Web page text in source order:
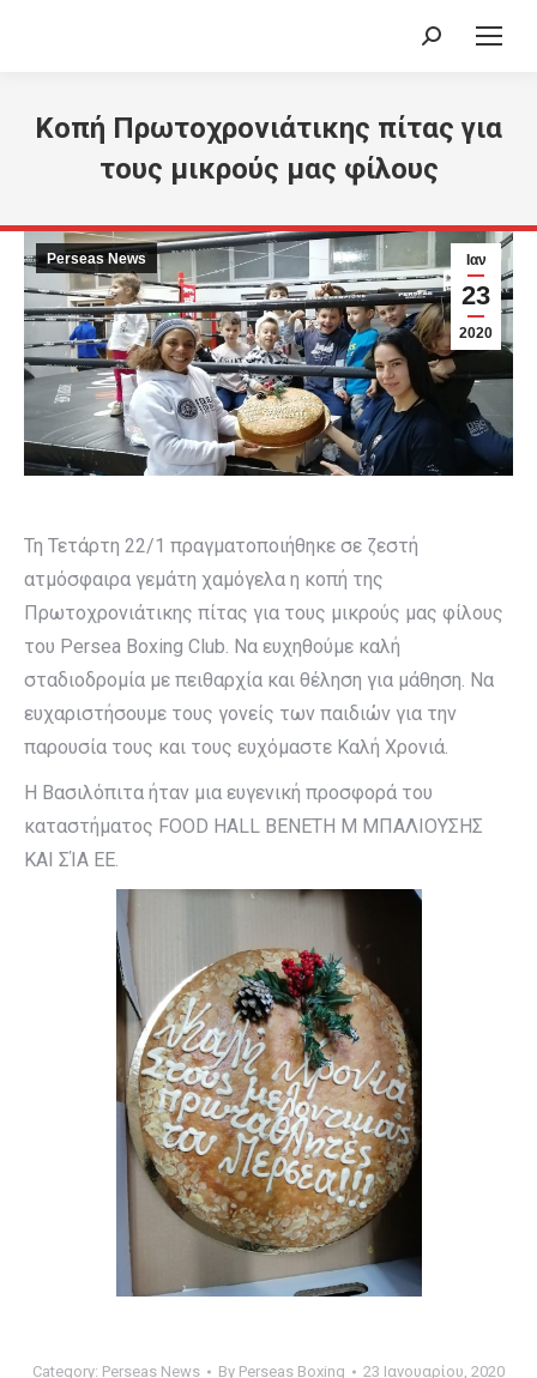
Search:
Κοπή Πρωτοχρονιάτικης πίτας για
τους μικρούς μας φίλους
Ιαν
23
2020
Perseas News
Τη Τετάρτη 22/1 πραγματοποιήθηκε σε ζεστή
ατμόσφαιρα γεμάτη χαμόγελα η κοπή της
Πρωτοχρονιάτικης πίτας για τους μικρούς μας φίλους
του Persea Boxing Club. Να ευχηθούμε καλή
σταδιοδρομία με πειθαρχία και θέληση για μάθηση. Να
ευχαριστήσουμε τους γονείς των παιδιών για την
παρουσία τους και τους ευχόμαστε Καλή Χρονιά.
Η Βασιλόπιτα ήταν μια ευγενική προσφορά του
καταστήματος FOOD HALL ΒΕΝΕΤΗ Μ ΜΠΑΛΙΟΥΣΗΣ
ΚΑΙ ΣΊΑ ΕΕ.
Category: Perseas News By Perseas Boxing 23 Ιανουαρίου, 2020